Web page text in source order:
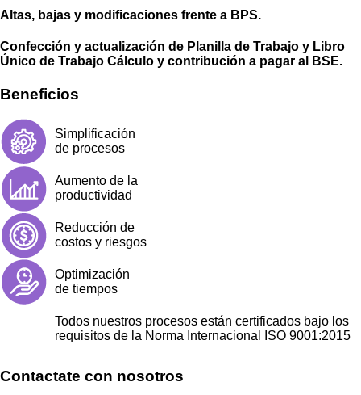
Altas, bajas y modificaciones frente a BPS.
Confección y actualización de Planilla de Trabajo y Libro
Único de Trabajo Cálculo y contribución a pagar al BSE.
Beneficios
Simplificación
de procesos
Aumento de la
productividad
Reducción de
costos y riesgos
Optimización
de tiempos
Todos nuestros procesos están certificados bajo los
requisitos de la Norma Internacional ISO 9001:2015
Contactate con nosotros